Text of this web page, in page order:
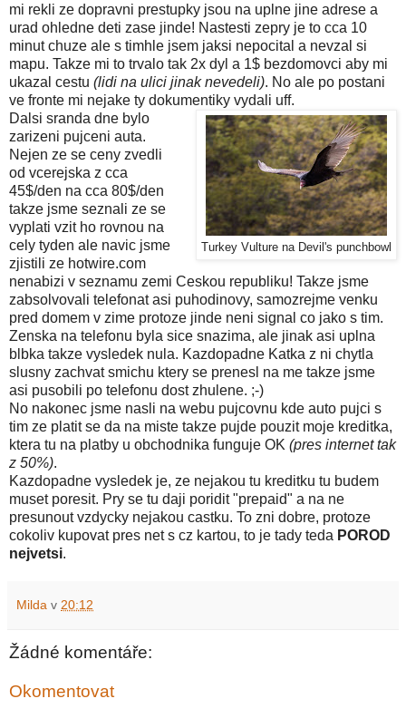
mi rekli ze dopravni prestupky jsou na uplne jine adrese a
urad ohledne deti zase jinde! Nastesti zepry je to cca 10
minut chuze ale s timhle jsem jaksi nepocital a nevzal si
mapu. Takze mi to trvalo tak 2x dyl a 1$ bezdomovci aby mi
ukazal cestu (lidi na ulici jinak nevedeli). No ale po postani
ve fronte mi nejake ty dokumentiky vydali uff.
Turkey Vulture na Devil's punchbowl
Dalsi sranda dne bylo
zarizeni pujceni auta.
Nejen ze se ceny zvedli
od vcerejska z cca
45$/den na cca 80$/den
takze jsme seznali ze se
vyplati vzit ho rovnou na
cely tyden ale navic jsme
zjistili ze hotwire.com
nenabizi v seznamu zemi Ceskou republiku! Takze jsme
zabsolvovali telefonat asi puhodinovy, samozrejme venku
pred domem v zime protoze jinde neni signal co jako s tim.
Zenska na telefonu byla sice snazima, ale jinak asi uplna
blbka takze vysledek nula. Kazdopadne Katka z ni chytla
slusny zachvat smichu ktery se prenesl na me takze jsme
asi pusobili po telefonu dost zhulene. ;-)
No nakonec jsme nasli na webu pujcovnu kde auto pujci s
tim ze platit se da na miste takze pujde pouzit moje kreditka,
ktera tu na platby u obchodnika funguje OK (pres internet tak
z 50%).
Kazdopadne vysledek je, ze nejakou tu kreditku tu budem
muset poresit. Pry se tu daji poridit "prepaid" a na ne
presunout vzdycky nejakou castku. To zni dobre, protoze
cokoliv kupovat pres net s cz kartou, to je tady teda POROD
nejvetsi.
Milda v 20:12
Žádné komentáře:
Okomentovat